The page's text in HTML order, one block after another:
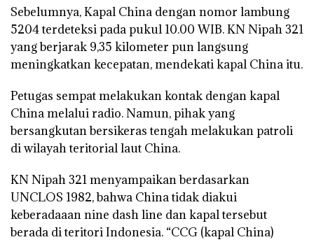
Sebelumnya, Kapal China dengan nomor lambung
5204 terdeteksi pada pukul 10.00 WIB. KN Nipah 321
yang berjarak 9,35 kilometer pun langsung
meningkatkan kecepatan, mendekati kapal China itu.
Petugas sempat melakukan kontak dengan kapal
China melalui radio. Namun, pihak yang
bersangkutan bersikeras tengah melakukan patroli
di wilayah teritorial laut China.
KN Nipah 321 menyampaikan berdasarkan
UNCLOS 1982, bahwa China tidak diakui
keberadaaan nine dash line dan kapal tersebut
berada di teritori Indonesia. “CCG (kapal China)